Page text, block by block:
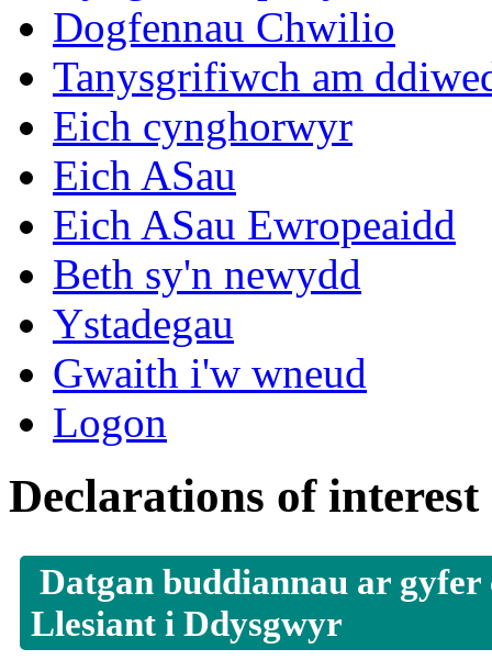
Dogfennau Chwilio
Tanysgrifiwch am
Eich cynghorwyr
Eich ASau
Eich ASau Ewropeaidd
Beth sy'n newydd
Ystadegau
Gwaith i'w wneud
Logon
Declarations of interest
Datgan buddiannau ar
Llesiant i Ddysgwyr